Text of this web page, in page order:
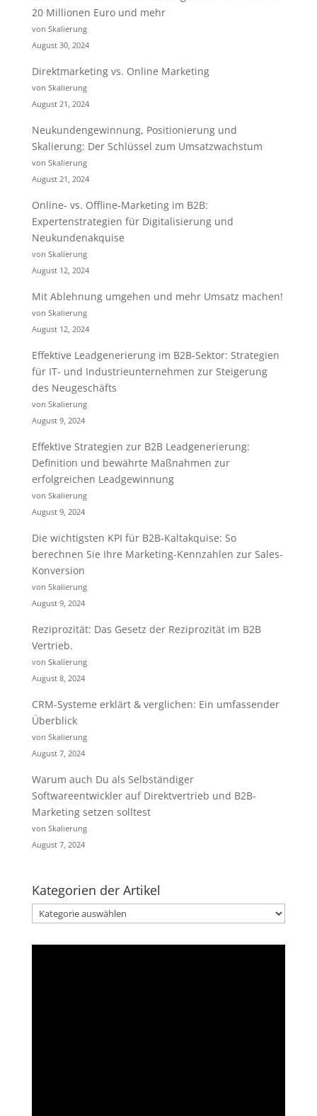
20 Millionen Euro und mehr
von Skalierung
August 30, 2024
Direktmarketing vs. Online Marketing
von Skalierung
August 21, 2024
Neukundengewinnung, Positionierung und
Skalierung: Der Schlüssel zum Umsatzwachstum
von Skalierung
August 21, 2024
Online- vs. Offline-Marketing im B2B:
Expertenstrategien für Digitalisierung und
Neukundenakquise
von Skalierung
August 12, 2024
Mit Ablehnung umgehen und mehr Umsatz machen!
von Skalierung
August 12, 2024
Effektive Leadgenerierung im B2B-Sektor: Strategien
für IT- und Industrieunternehmen zur Steigerung
des Neugeschäfts
von Skalierung
August 9, 2024
Effektive Strategien zur B2B Leadgenerierung:
Definition und bewährte Maßnahmen zur
erfolgreichen Leadgewinnung
von Skalierung
August 9, 2024
Die wichtigsten KPI für B2B-Kaltakquise: So
berechnen Sie Ihre Marketing-Kennzahlen zur Sales-
Konversion
von Skalierung
August 9, 2024
Reziprozität: Das Gesetz der Reziprozität im B2B
Vertrieb.
von Skalierung
August 8, 2024
CRM-Systeme erklärt & verglichen: Ein umfassender
Überblick
von Skalierung
August 7, 2024
Warum auch Du als Selbständiger
Softwareentwickler auf Direktvertrieb und B2B-
Marketing setzen solltest
von Skalierung
August 7, 2024
Kategorien der Artikel
Kategorien
der
Artikel